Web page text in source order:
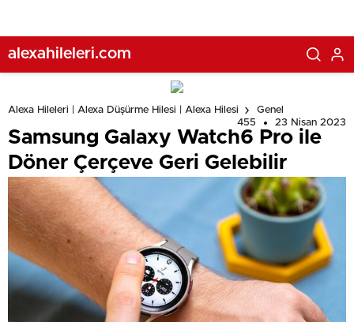
alexahileleri.com
Alexa Hileleri | Alexa Düşürme Hilesi | Alexa Hilesi
Genel
455
23 Nisan 2023
Samsung Galaxy Watch6 Pro ile
Döner Çerçeve Geri Gelebilir